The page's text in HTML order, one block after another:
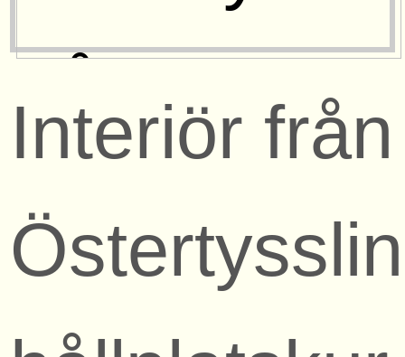
Interiör från